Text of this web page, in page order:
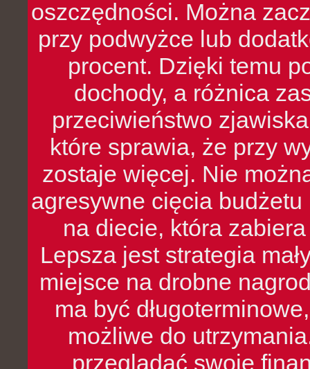
oszczędności. Można
przy podwyżce lub
procent. Dzięki temu
dochody, a różnica
przeciwieństwo
które sprawia, że przy
zostaje więcej. Nie
agresywne cięcia
na diecie, która
Lepsza jest strategia
miejsce na drobne
ma być
możliwe do
przeglądać swoje